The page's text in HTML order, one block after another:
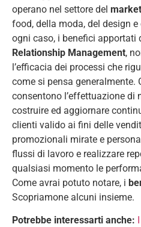
operano nel settore del
food, della moda, del design e
ogni caso, i benefici apportati
Relationship Management,
l’efficacia dei processi che
come si pensa generalmente.
consentono l’effettuazione di
costruire ed aggiornare
clienti valido ai fini delle
promozionali mirate e
flussi di lavoro e realizzare
qualsiasi momento le
Come avrai potuto notare, i
Scopriamone alcuni insieme.
Potrebbe interessarti anche: